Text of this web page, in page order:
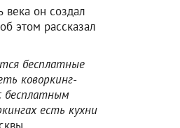
века он создал
этом рассказал
бесплатные
коворкинг-
бесплатным
есть кухни